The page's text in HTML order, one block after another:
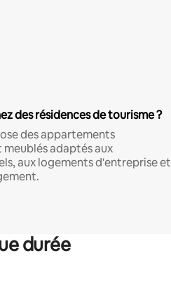
des résidences de tourisme ?
des appartements
adaptés aux
aux logements d'entreprise et
durée